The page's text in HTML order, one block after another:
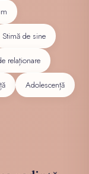
Stimă de sine
relaționare
Adolescență